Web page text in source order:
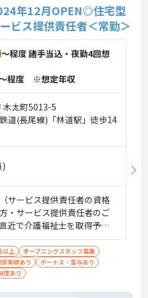
年12月OPEN◎住宅型
ビス提供責任者＜常勤＞
～程度 諸手当込・夜勤4回想
程度 ※想定年収
木太町5013-5
道(長尾線)「林道駅」徒歩14
)
サービス提供責任者の資格
・サービス提供責任者のご
近で介護福祉士を取得予定
訪問介護、老健、病院など
験3年程度お持ちの方
以上
オープニングスタッフ募集
実績あり
ボーナス・賞与あり
度あり